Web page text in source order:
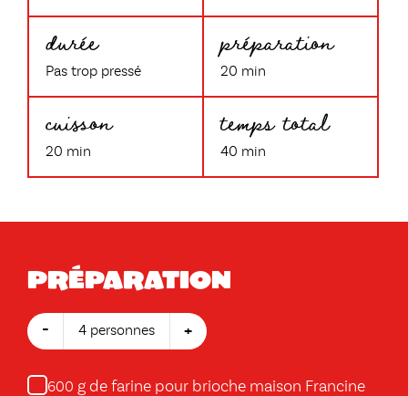
durée
Pas trop pressé
préparation
20 min
cuisson
20 min
temps total
40 min
Préparation
- 4 personnes +
600 g de farine pour brioche maison Francine